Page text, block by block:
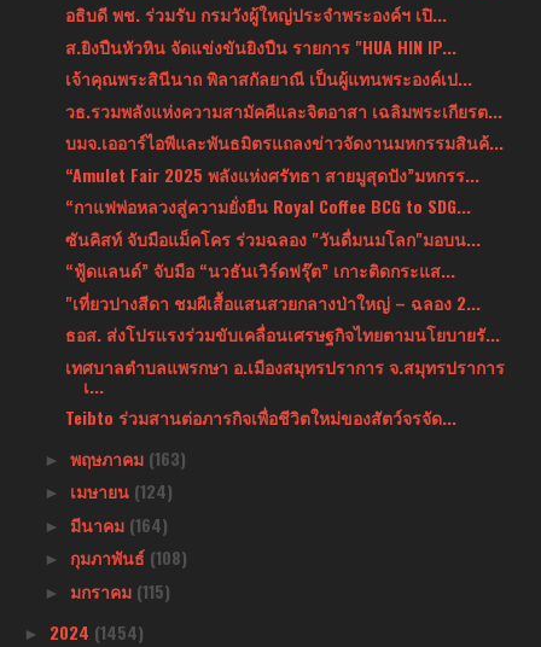
อธิบดี พช. ร่วมรับ กรมวังผู้ใหญ่ประจําพระองค์ฯ เปิ...
ส.ยิงปืนหัวหิน จัดแข่งขันยิงปืน รายการ "HUA HIN IP...
เจ้าคุณพระสินีนาถ พิลาสกัลยาณี เป็นผู้แทนพระองค์เป...
วธ.รวมพลังแห่งความสามัคคีและจิตอาสา เฉลิมพระเกียรต...
บมจ.เออาร์ไอพีและพันธมิตรแถลงข่าวจัดงานมหกรรมสินค้...
“Amulet Fair 2025 พลังแห่งศรัทธา สายมูสุดปัง”มหกรร...
“กาแฟพ่อหลวงสู่ความยั่งยืน Royal Coffee BCG to SDG...
ซันคิสท์ จับมือแม็คโคร ร่วมฉลอง "วันดื่มนมโลก"มอบน...
“ฟู้ดแลนด์” จับมือ “นวธันเวิร์ดฟรุ๊ต” เกาะติดกระแส...
"เที่ยวปางสีดา ชมผีเสื้อแสนสวยกลางป่าใหญ่ – ฉลอง 2...
ธอส. ส่งโปรแรงร่วมขับเคลื่อนเศรษฐกิจไทยตามนโยบายรั...
เทศบาลตำบลแพรกษา อ.เมืองสมุทรปราการ จ.สมุทรปราการ
เ...
Teibto ร่วมสานต่อภารกิจเพื่อชีวิตใหม่ของสัตว์จรจัด...
► พฤษภาคม (163)
► เมษายน (124)
► มีนาคม (164)
► กุมภาพันธ์ (108)
► มกราคม (115)
► 2024 (1454)